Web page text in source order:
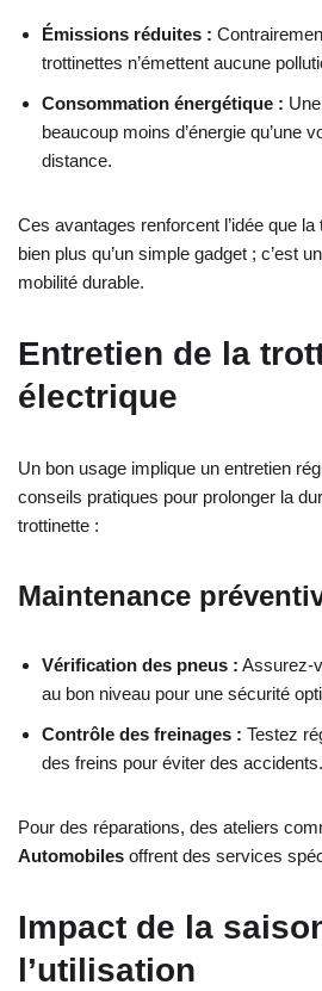
Émissions réduites :
trottinettes n’émettent aucune
Consommation énergétique :
beaucoup moins d’énergie qu’une
distance.
Ces avantages renforcent l’idée que
bien plus qu’un simple gadget ; c’est
mobilité durable.
Entretien de la
électrique
Un bon usage implique un entretien
conseils pratiques pour prolonger la
trottinette :
Maintenance
Vérification des pneus : Assurez-
au bon niveau pour une sécurité
Contrôle des freinages : Testez
des freins pour éviter des accidents.
Pour des réparations, des ateliers
Automobiles offrent des services
Impact de la
l’utilisation